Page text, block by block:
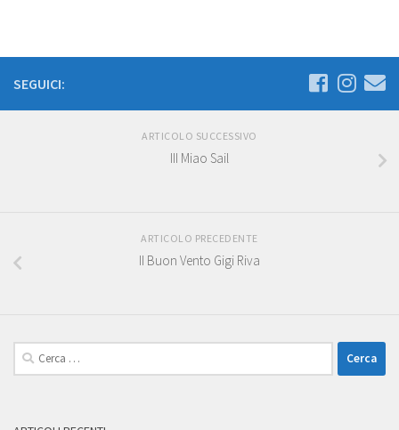
SEGUICI:
ARTICOLO SUCCESSIVO
III Miao Sail
ARTICOLO PRECEDENTE
II Buon Vento Gigi Riva
Ricerca
per: